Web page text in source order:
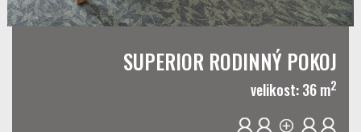
SUPERIOR RODINNÝ POKOJ
velikost: 36 m2